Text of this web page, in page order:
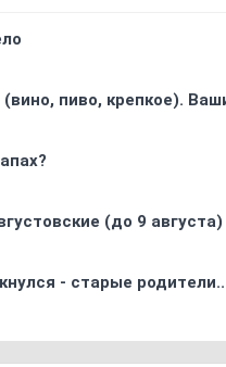
(вино, пиво, крепкое).
(до 9 августа)
- старые